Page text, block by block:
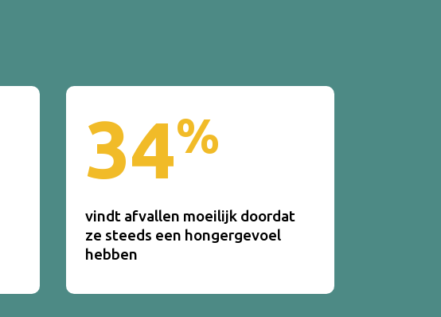
34%
vindt afvallen moeilijk doordat
ze steeds een hongergevoel
hebben